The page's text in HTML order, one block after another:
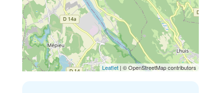
Leaflet | © OpenStreetMap contributors